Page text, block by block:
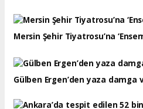
Mersin Şehir Tiyatrosu’na
Gülben Ergen’den yaza damga